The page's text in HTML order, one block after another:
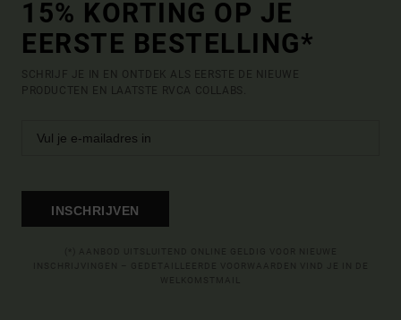
15% KORTING OP JE
EERSTE BESTELLING*
SCHRIJF JE IN EN ONTDEK ALS EERSTE DE NIEUWE
PRODUCTEN EN LAATSTE RVCA COLLABS.
INSCHRIJVEN